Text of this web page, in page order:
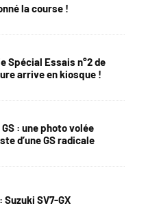
la course !
Spécial Essais n°2 de
arrive en kiosque !
GS : une photo volée
d’une GS radicale
Suzuki SV7-GX